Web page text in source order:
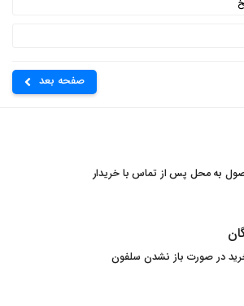
صفحه بعد
به محل پس از تماس با خریدار